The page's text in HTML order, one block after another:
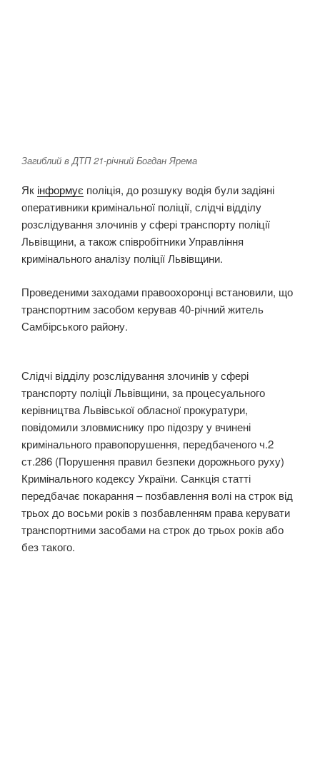
Загиблий в ДТП 21-річний Богдан Ярема
Як інформує поліція, до розшуку водія були задіяні
оперативники кримінальної поліції, слідчі відділу
розслідування злочинів у сфері транспорту поліції
Львівщини, а також співробітники Управління
кримінального аналізу поліції Львівщини.
Проведеними заходами правоохоронці встановили, що
транспортним засобом керував 40-річний житель
Самбірського району.
Слідчі відділу розслідування злочинів у сфері
транспорту поліції Львівщини, за процесуального
керівництва Львівської обласної прокуратури,
повідомили зловмиснику про підозру у вчинені
кримінального правопорушення, передбаченого ч.2
ст.286 (Порушення правил безпеки дорожнього руху)
Кримінального кодексу України. Санкція статті
передбачає покарання – позбавлення волі на строк від
трьох до восьми років з позбавленням права керувати
транспортними засобами на строк до трьох років або
без такого.